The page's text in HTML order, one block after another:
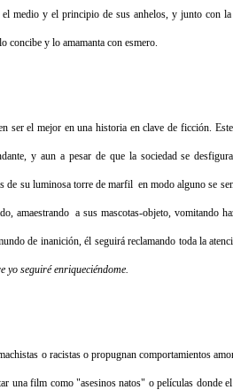
medio y el principio de sus anhelos, y junto con
concibe y lo amamanta con esmero.
el mejor en una historia en clave de ficción.
y aun a pesar de que la sociedad se
de su luminosa torre de marfil en modo alguno se
amaestrando a sus mascotas-objeto, vomitando
de inanición, él seguirá reclamando toda la
yo seguiré enriqueciéndome.
o racistas o propugnan comportamientos
una film como "asesinos natos" o películas donde